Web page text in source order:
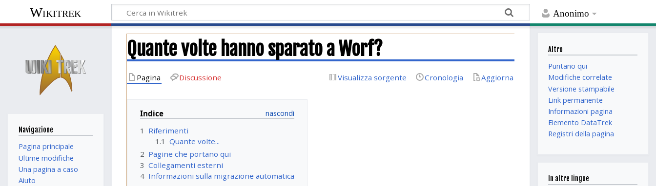
Anonimo
Wikitrek
Quante volte hanno sparato a Worf?
Pagina Discussione Visualizza sorgente Cronologia Aggiorna
Indice
1
Riferimenti
1.1 Quante volte...
2 Pagine che portano qui
3 Collegamenti esterni
4 Informazioni sulla migrazione automatica
Navigazione
Pagina principale
Ultime modifiche
Una pagina a caso
Aiuto
Altro
Puntano qui
Modifiche correlate
Versione stampabile
Link permanente
Informazioni pagina
Elemento DataTrek
Registri della pagina
In altre lingue